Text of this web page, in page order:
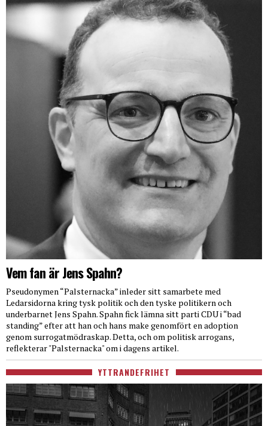
Vem fan är Jens Spahn?
Pseudonymen “Palsternacka” inleder sitt samarbete med
Ledarsidorna kring tysk politik och den tyske politikern och
underbarnet Jens Spahn. Spahn fick lämna sitt parti CDU i “bad
standing” efter att han och hans make genomfört en adoption
genom surrogatmödraskap. Detta, och om politisk arrogans,
reflekterar "Palsternacka" om i dagens artikel.
YTTRANDEFRIHET